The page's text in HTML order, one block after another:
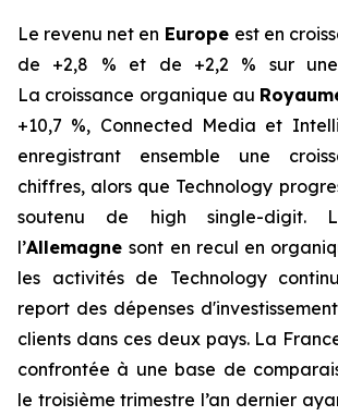
Le revenu net en Europe est en
de +2,8 % et de +2,2 % sur
La croissance organique au
+10,7 %, Connected Media et
enregistrant ensemble une
chiffres, alors que Technology
soutenu de high single-digit.
l’Allemagnesont en recul en
les activités de Technology
report des dépenses
clients dans ces deux pays. La
confrontée à une base de
le troisième trimestre l’an dernier